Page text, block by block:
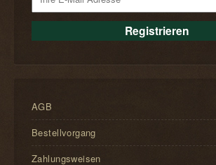
AGB
Bestellvorgang
Zahlungsweisen